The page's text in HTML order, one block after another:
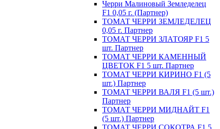
Черри Малиновый Земледелец
F1 0,05 г. (Партнер)
ТОМАТ ЧЕРРИ ЗЕМЛЕДЕЛЕЦ
0,05 г. Партнер
ТОМАТ ЧЕРРИ ЗЛАТОЯР F1 5
шт. Партнер
ТОМАТ ЧЕРРИ КАМЕННЫЙ
ЦВЕТОК F1 5 шт. Партнер
ТОМАТ ЧЕРРИ КИРИНО F1 (5
шт.) Партнер
ТОМАТ ЧЕРРИ ВАЛЯ F1 (5 шт.)
Партнер
ТОМАТ ЧЕРРИ МИДНАЙТ F1
(5 шт.) Партнер
ТОМАТ ЧЕРРИ СОКОТРА F1 5